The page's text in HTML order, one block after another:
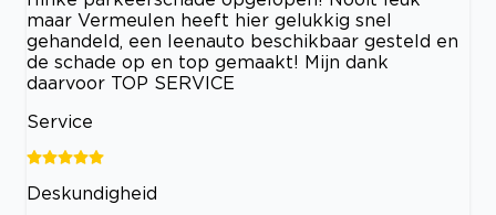
maar Vermeulen heeft hier gelukkig snel
gehandeld, een leenauto beschikbaar gesteld en
de schade op en top gemaakt! Mijn dank
daarvoor TOP SERVICE
Service
Deskundigheid